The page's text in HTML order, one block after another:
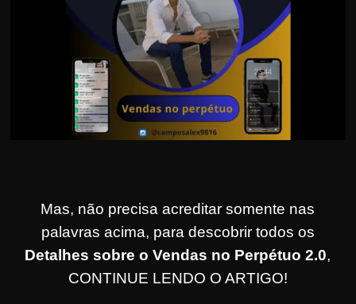
Mas, não precisa acreditar somente nas
palavras acima, para descobrir todos os
Detalhes sobre o Vendas no Perpétuo 2.0,
CONTINUE LENDO O ARTIGO!